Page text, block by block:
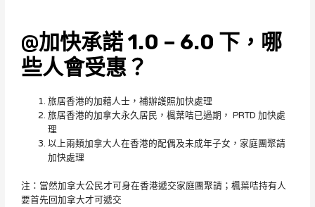
@加快承諾 1.0 – 6.0 下，哪
些人會受惠？
旅居香港的加藉人士，補辦護照加快處理
旅居香港的加拿大永久居民，楓葉咭已過期， PRTD 加快處
理
以上兩類加拿大人在香港的配偶及未成年子女，家庭團聚請
加快處理
注：當然加拿大公民才可身在香港遞交家庭團聚請；楓葉咭持有人
要首先回加拿大才可遞交